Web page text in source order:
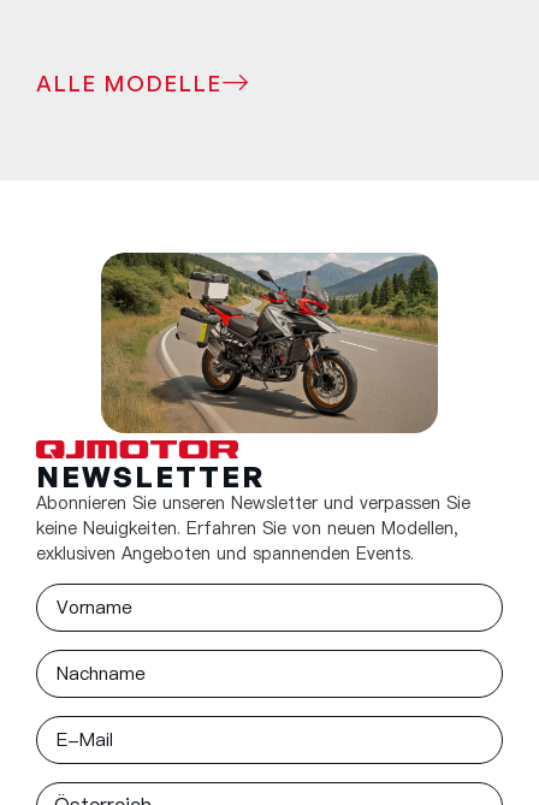
ALLE MODELLE
NEWSLETTER
Abonnieren Sie unseren Newsletter und verpassen Sie
keine Neuigkeiten. Erfahren Sie von neuen Modellen,
exklusiven Angeboten und spannenden Events.